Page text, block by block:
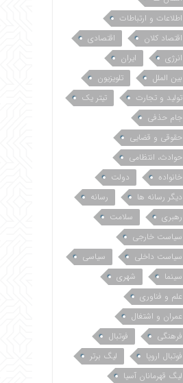
اطلاعات و ارتباطات
اقتصاد کلان
اقتصادی
انرژی
ایران
بین الملل
تلویزیون
تولید و تجارت
تیتر یک
جام حذفی
حقوقی و قضایی
حوادث، انتظامی
خانواده
دولت
دیگر رسانه ها
رسانه
رهبری
سلامت
سیاست خارجی
سیاست داخلی
سیاسی
سینما
شهری
علم و فناوری
عمران و اشتغال
فرهنگی
فوتبال
فوتبال اروپا
لیگ برتر
لیگ قهرمانان آسیا